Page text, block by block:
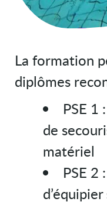
La formation
diplômes
PSE
de
matériel
PSE